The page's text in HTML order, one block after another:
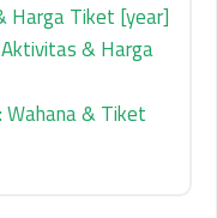
Harga Tiket [year]
& Harga
Wahana & Tiket